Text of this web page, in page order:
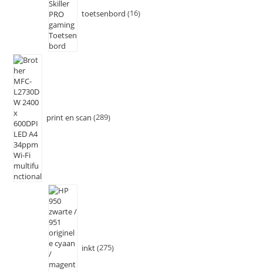
toetsenbord 16
print en scan 289
inkt 275